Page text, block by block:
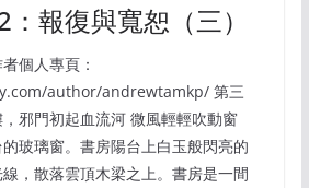
報復與寬恕（三）
個人專頁：
author/andrewtamkp/ 第三
邪門初起血流河 微風輕輕吹動窗
玻璃窗。書房陽台上白玉般閃亮的
，散落雲頂木梁之上。書房是一間